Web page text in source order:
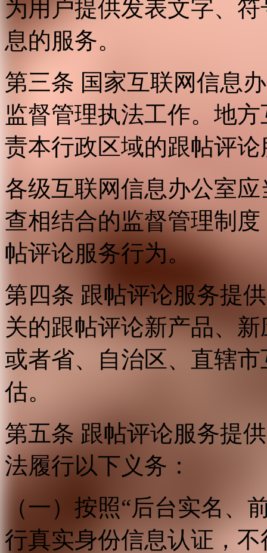
为用户提供发表文字、
息的服务。
第三条 国家互联网信息
监督管理执法工作。地
责本行政区域的跟帖评
各级互联网信息办公室
查相结合的监督管理制
帖评论服务行为。
第四条 跟帖评论服务提
关的跟帖评论新产品、
或者省、自治区、直辖
估。
第五条 跟帖评论服务提
法履行以下义务：
（一）按照“后台实名、
行真实身份信息认证，